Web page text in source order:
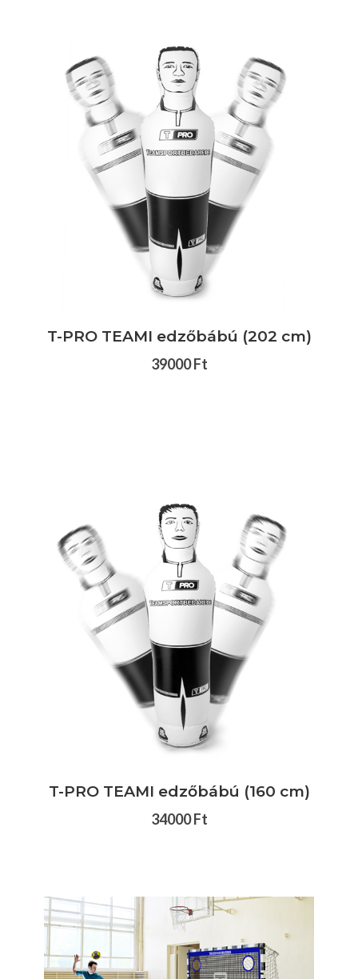
T-PRO TEAMI edzőbábú (202 cm)
39000 Ft
T-PRO TEAMI edzőbábú (160 cm)
34000 Ft